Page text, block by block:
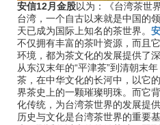
安信12月金股以为：《台湾茶世
台湾，一个自古以来就是中国的
天已成为国际上知名的茶世界。
不仅拥有丰富的茶叶资源，而且
环境，都为茶文化的发展提供了深
从东汉末年的“平津茶”到清朝末
茶，在中华文化的长河中，以它
界茶史上的一颗璀璨明珠。而它
化传统，为台湾茶世界的发展提
历史与文化是台湾茶世界的重要